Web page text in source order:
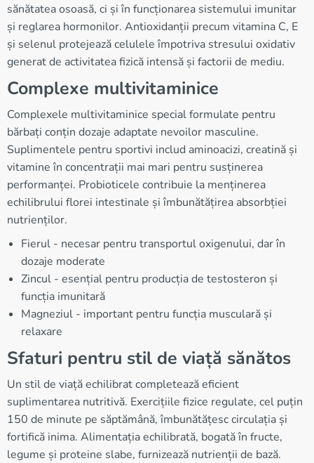
sănătatea osoasă, ci și în funcționarea sistemului imunitar
și reglarea hormonilor. Antioxidanții precum vitamina C, E
și selenul protejează celulele împotriva stresului oxidativ
generat de activitatea fizică intensă și factorii de mediu.
Complexe multivitaminice
Complexele multivitaminice special formulate pentru
bărbați conțin dozaje adaptate nevoilor masculine.
Suplimentele pentru sportivi includ aminoacizi, creatină și
vitamine în concentrații mai mari pentru susținerea
performanței. Probioticele contribuie la menținerea
echilibrului florei intestinale și îmbunătățirea absorbției
nutrienților.
Fierul - necesar pentru transportul oxigenului, dar în
dozaje moderate
Zincul - esențial pentru producția de testosteron și
funcția imunitară
Magneziul - important pentru funcția musculară și
relaxare
Sfaturi pentru stil de viață sănătos
Un stil de viață echilibrat completează eficient
suplimentarea nutritivă. Exercițiile fizice regulate, cel puțin
150 de minute pe săptămână, îmbunătățesc circulația și
fortifică inima. Alimentația echilibrată, bogată în fructe,
legume și proteine slabe, furnizează nutrienții de bază.